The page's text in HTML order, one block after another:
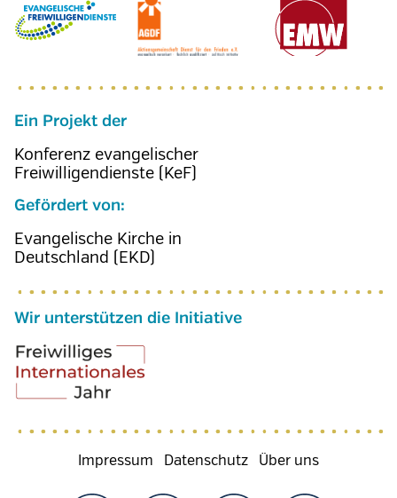
Ein Projekt der
Konferenz evangelischer
Freiwilligendienste (KeF)
Gefördert von:
Evangelische Kirche in
Deutschland (EKD)
Wir unterstützen die Initiative
Fußzeilenmenü
Impressum Datenschutz Über uns